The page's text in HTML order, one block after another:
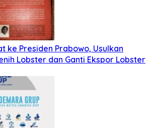
ke Presiden Prabowo, Usulkan
Lobster dan Ganti Ekspor Lobster